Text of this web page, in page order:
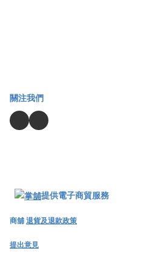
關注我們
提供電子商貿服務
商舖退貨及退款政策
提出意見